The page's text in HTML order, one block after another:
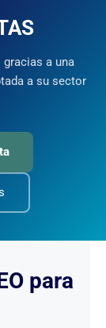
a una
a su sector
para